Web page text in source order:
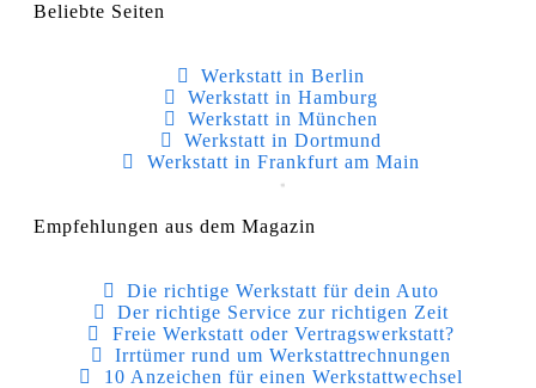
Beliebte Seiten
Werkstatt in Berlin
Werkstatt in Hamburg
Werkstatt in München
Werkstatt in Dortmund
Werkstatt in Frankfurt am Main
Empfehlungen aus dem Magazin
Die richtige Werkstatt für dein Auto
Der richtige Service zur richtigen Zeit
Freie Werkstatt oder Vertragswerkstatt?
Irrtümer rund um Werkstattrechnungen
10 Anzeichen für einen Werkstattwechsel